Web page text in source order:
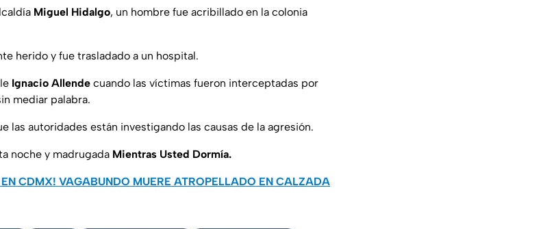
Miguel Hidalgo, un hombre fue acribillado en la colonia
herido y fue trasladado a un hospital.
Ignacio Allende cuando las víctimas fueron interceptadas por
mediar palabra.
las autoridades están investigando las causas de la agresión.
noche y madrugada Mientras Usted Dormía.
EN CDMX! VAGABUNDO MUERE ATROPELLADO EN CALZADA